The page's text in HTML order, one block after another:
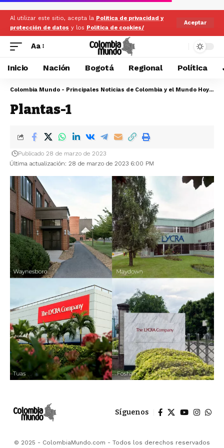
Al utilizar este sitio, acepta la Politica de privacidad y
protección de datos y los Politica de cookies/
Aceptar
Aa
Inicio Nación Bogotá Regional Política
Colombia Mundo - Principales Noticias de Colombia y el Mundo Hoy
>
Plantas-1
Última actualización: 28 de marzo de 2023 6:00 PM
Publicado 28 de marzo de 2023
Síguenos
© 2025 - ColombiaMundo.com - Todos los derechos reservados